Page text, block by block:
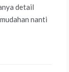
detail
nanti